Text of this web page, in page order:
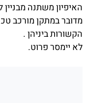
האיפיון משתנה מבניין
מדובר במתקן מורכב
הקשורות ביניהן .
לא יימסר פרוט.